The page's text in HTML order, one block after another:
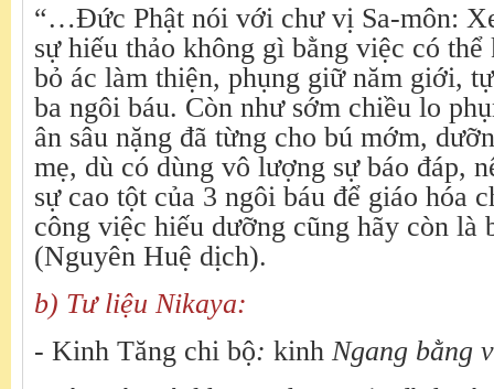
“…Đức Phật nói với chư vị Sa-môn:
sự hiếu thảo không gì bằng việc có thể
bỏ ác làm thiện, phụng giữ năm giới,
ba ngôi báu. Còn như sớm chiều lo
ân sâu nặng đã từng cho bú mớm,
mẹ, dù có dùng vô lượng sự báo đáp,
sự cao tột của 3 ngôi báu để giáo hóa
công việc hiếu dưỡng cũng hãy còn là
(Nguyên Huệ dịch).
b) Tư liệu Nikaya:
- Kinh Tăng chi bộ: kinh Ngang bằng